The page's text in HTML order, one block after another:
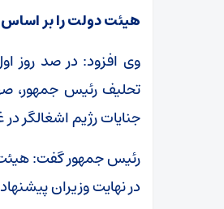
هیئت دولت را بر
وی افزود: در صد روز
تحلیف رئیس جمهور،
جنایات رژیم اشغالگر
رئیس جمهور گفت:
در نهایت وزیران